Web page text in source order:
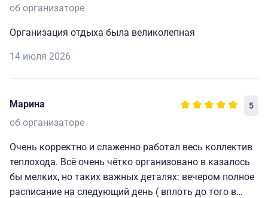
об организаторе
Организация отдыха была великолепная
14 июля 2026
Марина 5
об организаторе
Очень корректно и слаженно работал весь коллектив
теплохода. Всё очень чётко организовано в казалось
бы мелких, но таких важных деталях: вечером полное
расписание на следующий день ( вплоть до того в